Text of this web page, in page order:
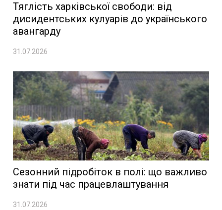
Тяглість харківської свободи: від
дисидентських кулуарів до українського
авангарду
31.07.2026
Сезонний підробіток в полі: що важливо
знати під час працевлаштування
31.07.2026